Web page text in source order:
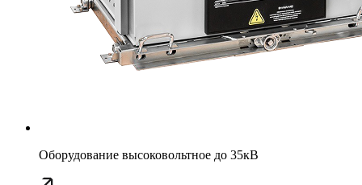
Оборудование высоковольтное до 35кВ